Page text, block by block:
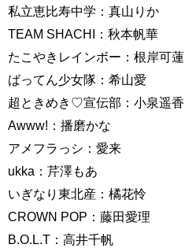
私立恵比寿中学：真山りか
TEAM SHACHI：秋本帆華
たこやきレインボー：根岸可蓮
ばってん少女隊：希山愛
超ときめき♡宣伝部：小泉遥香
Awww!：播磨かな
アメフラっシ：愛来
ukka：芹澤もあ
いぎなり東北産：橘花怜
CROWN POP：藤田愛理
B.O.L.T：高井千帆